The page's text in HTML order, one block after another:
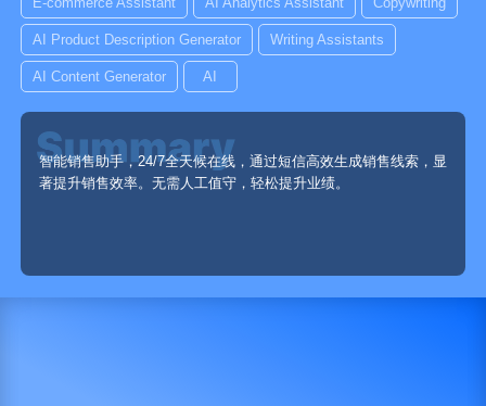
AI Product Description Generator Writing Assistants
AI Content Generator AI
智能销售助手，24/7全天候在线，通过短信高效生成销售线索，显
著提升销售效率。无需人工值守，轻松提升业绩。